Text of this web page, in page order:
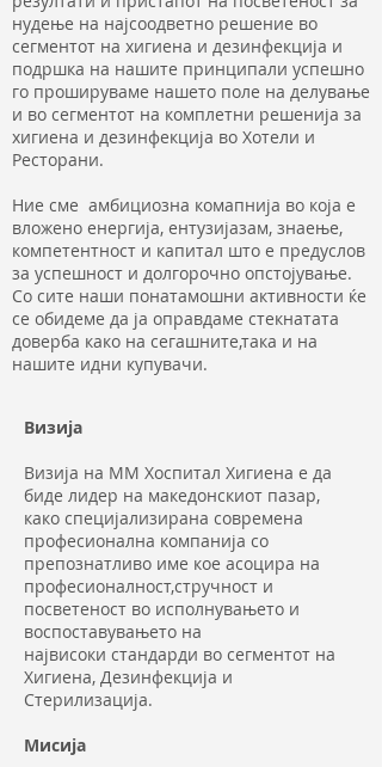
нудење на најсоодветно решение во
сегментот на хигиена и дезинфекција и
подршка на нашите принципали успешно
го прошируваме нашето поле на делување
и во сегментот на комплетни решенија за
хигиена и дезинфекција во Хотели и
Ресторани.
Ние сме амбициозна комапнија во која е
вложено енергија, ентузијазам, знаење,
компетентност и капитал што е предуслов
за успешност и долгорочно опстојување.
Со сите наши понатамошни активности ќе
се обидеме да ја оправдаме стекнатата
доверба како на сегашните,така и на
нашите идни купувачи.
Визија
Визија на ММ Хоспитал Хигиена е да
биде лидер на македонскиот пазар,
како специјализирана современа
професионална компанија со
препознатливо име кое асоцира на
професионалност,стручност и
посветеност во исполнувањето и
воспоставувањето на
највисоки стандарди во сегментот на
Хигиена, Дезинфекција и
Стерилизацијa.
Мисија